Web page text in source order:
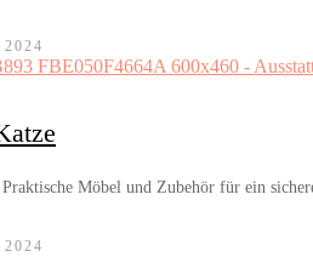
Möbel und Zubehör für ein